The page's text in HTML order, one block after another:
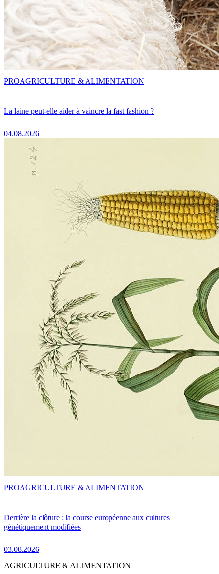
La laine peut-elle aider à vaincre la fast fashion ?
04.08.2026
PROAGRICULTURE & ALIMENTATION
Derrière la clôture : la course européenne aux cultures
génétiquement modifiées
03.08.2026
PROAGRICULTURE & ALIMENTATION
AGRICULTURE & ALIMENTATION